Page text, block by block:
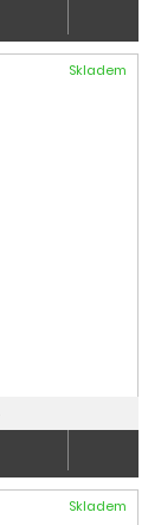
Skladem
Skladem